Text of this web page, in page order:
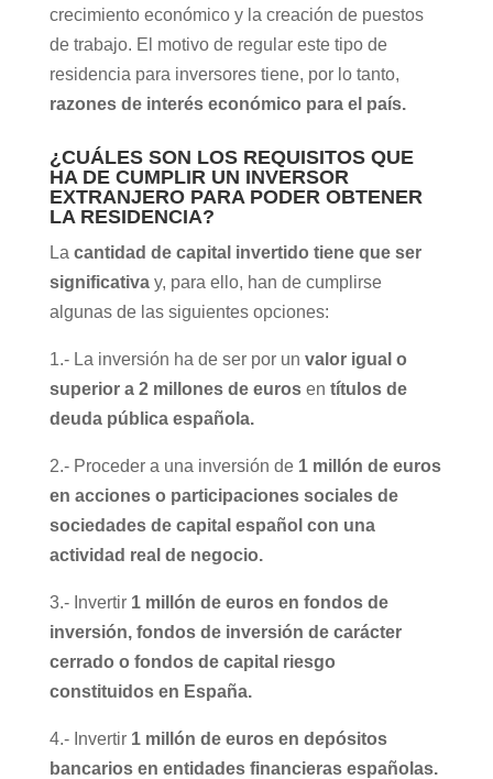
crecimiento económico y la creación de puestos
de trabajo. El motivo de regular este tipo de
residencia para inversores tiene, por lo tanto,
razones de interés económico para el país.
¿CUÁLES SON LOS REQUISITOS QUE
HA DE CUMPLIR UN INVERSOR
EXTRANJERO PARA PODER OBTENER
LA RESIDENCIA?
La cantidad de capital invertido tiene que ser
significativay, para ello, han de cumplirse
algunas de las siguientes opciones:
1.- La inversión ha de ser por un valor igual o
superior a 2 millones de eurosen títulos de
deuda pública española.
2.- Proceder a una inversión de 1 millón de euros
en acciones o participaciones sociales de
sociedades de capital español con una
actividad real de negocio.
3.- Invertir 1 millón de euros en fondos de
inversión, fondos de inversión de carácter
cerrado o fondos de capital riesgo
constituidos en España.
4.- Invertir 1 millón de euros en depósitos
bancarios en entidades financieras españolas.